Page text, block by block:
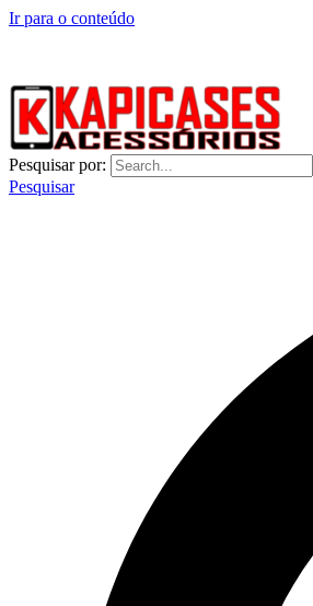
Ir para o conteúdo
Pesquisar por:
Pesquisar